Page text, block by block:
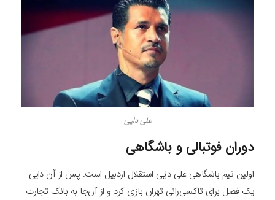
علی دایی
دوران فوتبالی و باشگاهی
اولین تیم باشگاهی علی دایی استقلال اردبیل است. پس از آن دایی
یک فصل برای تاکسی‌رانی تهران بازی کرد و از آن‌جا به بانک تجارت